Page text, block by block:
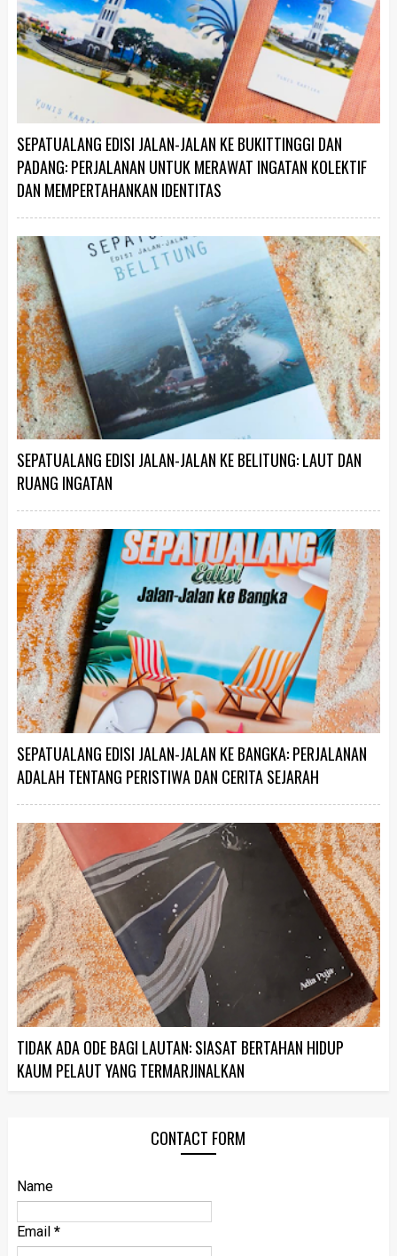
SEPATUALANG EDISI JALAN-JALAN KE BUKITTINGGI DAN
PADANG: PERJALANAN UNTUK MERAWAT INGATAN KOLEKTIF
DAN MEMPERTAHANKAN IDENTITAS
SEPATUALANG EDISI JALAN-JALAN KE BELITUNG: LAUT DAN
RUANG INGATAN
SEPATUALANG EDISI JALAN-JALAN KE BANGKA: PERJALANAN
ADALAH TENTANG PERISTIWA DAN CERITA SEJARAH
TIDAK ADA ODE BAGI LAUTAN: SIASAT BERTAHAN HIDUP
KAUM PELAUT YANG TERMARJINALKAN
CONTACT FORM
Name
Email *